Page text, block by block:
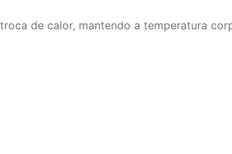
de calor, mantendo a temperatura